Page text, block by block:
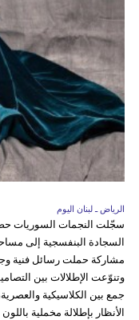
الرياض ـ لبنان اليوم
السجادة البنفسجية إلى
مشاركة حملت رسائل فنية
وتنوّعت الإطلالات بين
جمع بين الكلاسيكية
الأنظار بإطلالة مخملية